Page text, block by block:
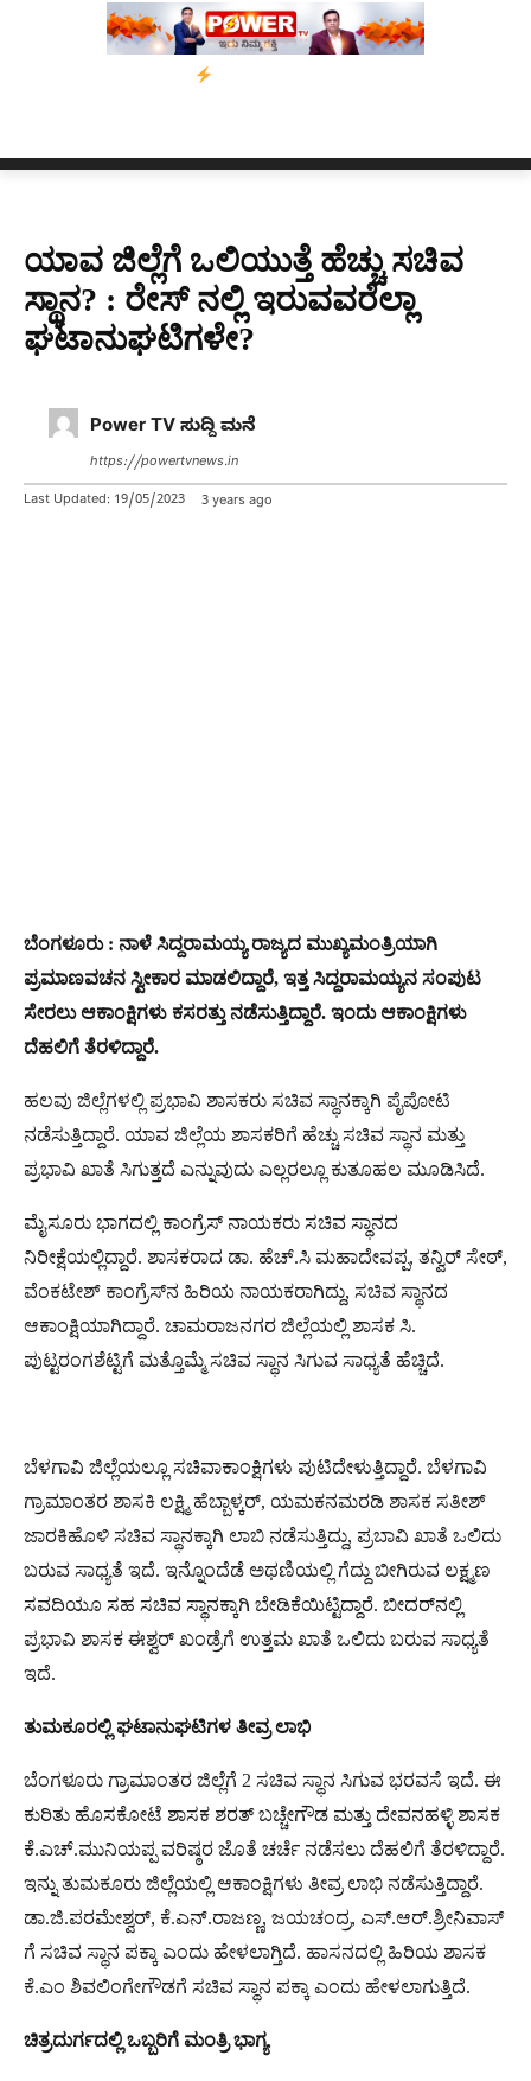
ನ್ಯೂಸ್ ಕಾರ್ಪ್‌ಗೆ ಎಐಯಿಂದ ಸಂಕಷ್ಟ: ಆಸ್ಟ್ರೇಲಿಯಾದಲ್ಲಿ
ಯಾವ ಜಿಲ್ಲೆಗೆ ಒಲಿಯುತ್ತೆ ಹೆಚ್ಚು ಸಚಿವ
ಸ್ಥಾನ? : ರೇಸ್ ನಲ್ಲಿ ಇರುವವರೆಲ್ಲಾ
ಘಟಾನುಘಟಿಗಳೇ?
Power TV ಸುದ್ದಿ ಮನೆ
https://powertvnews.in
Last Updated: 19/05/2023 3 years ago
ಬೆಂಗಳೂರು : ನಾಳೆ ಸಿದ್ದರಾಮಯ್ಯ ರಾಜ್ಯದ ಮುಖ್ಯಮಂತ್ರಿಯಾಗಿ
ಪ್ರಮಾಣವಚನ ಸ್ವೀಕಾರ ಮಾಡಲಿದ್ದಾರೆ, ಇತ್ತ ಸಿದ್ದರಾಮಯ್ಯನ ಸಂಪುಟ
ಸೇರಲು ಆಕಾಂಕ್ಷಿಗಳು ಕಸರತ್ತು ನಡೆಸುತ್ತಿದ್ದಾರೆ. ಇಂದು ಆಕಾಂಕ್ಷಿಗಳು
ದೆಹಲಿಗೆ ತೆರಳಿದ್ದಾರೆ.
ಹಲವು ಜಿಲ್ಲೆಗಳಲ್ಲಿ ಪ್ರಭಾವಿ ಶಾಸಕರು ಸಚಿವ ಸ್ಥಾನಕ್ಕಾಗಿ ಪೈಪೋಟಿ
ನಡೆಸುತ್ತಿದ್ದಾರೆ. ಯಾವ ಜಿಲ್ಲೆಯ ಶಾಸಕರಿಗೆ ಹೆಚ್ಚು ಸಚಿವ ಸ್ಥಾನ ಮತ್ತು
ಪ್ರಭಾವಿ ಖಾತೆ ಸಿಗುತ್ತದೆ ಎನ್ನುವುದು ಎಲ್ಲರಲ್ಲೂ ಕುತೂಹಲ ಮೂಡಿಸಿದೆ.
ಮೈಸೂರು ಭಾಗದಲ್ಲಿ ಕಾಂಗ್ರೆಸ್​​​ ನಾಯಕರು ಸಚಿವ ಸ್ಥಾನದ
ನಿರೀಕ್ಷೆಯಲ್ಲಿದ್ದಾರೆ. ಶಾಸಕರಾದ ಡಾ. ಹೆಚ್.ಸಿ ಮಹಾದೇವಪ್ಪ, ತನ್ವಿರ್ ಸೇಠ್,
ವೆಂಕಟೇಶ್ ಕಾಂಗ್ರೆಸ್​​ನ ಹಿರಿಯ ನಾಯಕರಾಗಿದ್ದು, ಸಚಿವ ಸ್ಥಾನದ
ಆಕಾಂಕ್ಷಿಯಾಗಿದ್ದಾರೆ. ಚಾಮರಾಜನಗರ ಜಿಲ್ಲೆಯಲ್ಲಿ ಶಾಸಕ ಸಿ.
ಪುಟ್ಟರಂಗಶೆಟ್ಟಿಗೆ ಮತ್ತೊಮ್ಮೆ ಸಚಿವ ಸ್ಥಾನ ಸಿಗುವ ಸಾಧ್ಯತೆ ಹೆಚ್ಚಿದೆ.
ಬೆಳಗಾವಿ ಜಿಲ್ಲೆಯಲ್ಲೂ ಸಚಿವಾಕಾಂಕ್ಷಿಗಳು ಪುಟಿದೇಳುತ್ತಿದ್ದಾರೆ. ಬೆಳಗಾವಿ
ಗ್ರಾಮಾಂತರ ಶಾಸಕಿ ಲಕ್ಷ್ಮಿ ಹೆಬ್ಬಾಳ್ಕರ್​​, ಯಮಕನಮರಡಿ ಶಾಸಕ ಸತೀಶ್​
ಜಾರಕಿಹೊಳಿ ಸಚಿವ ಸ್ಥಾನಕ್ಕಾಗಿ ಲಾಬಿ ನಡೆಸುತ್ತಿದ್ದು, ಪ್ರಬಾವಿ ಖಾತೆ ಒಲಿದು
ಬರುವ ಸಾಧ್ಯತೆ ಇದೆ. ಇನ್ನೊಂದೆಡೆ ಅಥಣಿಯಲ್ಲಿ ಗೆದ್ದು ಬೀಗಿರುವ ಲಕ್ಷ್ಮಣ
ಸವದಿಯೂ ಸಹ ಸಚಿವ ಸ್ಥಾನಕ್ಕಾಗಿ ಬೇಡಿಕೆಯಿಟ್ಟಿದ್ದಾರೆ. ಬೀದರ್​ನಲ್ಲಿ
ಪ್ರಭಾವಿ ಶಾಸಕ ಈಶ್ವರ್​ ಖಂಡ್ರೆಗೆ ಉತ್ತಮ ಖಾತೆ ಒಲಿದು ಬರುವ ಸಾಧ್ಯತೆ
ಇದೆ.
ತುಮಕೂರಲ್ಲಿ ಘಟಾನುಘಟಿಗಳ ತೀವ್ರ ಲಾಭಿ
ಬೆಂಗಳೂರು ಗ್ರಾಮಾಂತರ ಜಿಲ್ಲೆಗೆ 2 ಸಚಿವ ಸ್ಥಾನ ಸಿಗುವ ಭರವಸೆ ಇದೆ. ಈ
ಕುರಿತು ಹೊಸಕೋಟೆ ಶಾಸಕ ಶರತ್ ಬಚ್ಚೇಗೌಡ ಮತ್ತು ದೇವನಹಳ್ಳಿ ಶಾಸಕ
ಕೆ‌.ಎಚ್.ಮುನಿಯಪ್ಪ ವರಿಷ್ಠರ ಜೊತೆ ಚರ್ಚೆ ನಡೆಸಲು ದೆಹಲಿಗೆ ತೆರಳಿದ್ದಾರೆ.
ಇನ್ನು ತುಮಕೂರು ಜಿಲ್ಲೆಯಲ್ಲಿ ಆಕಾಂಕ್ಷಿಗಳು ತೀವ್ರ ಲಾಭಿ ನಡೆಸುತ್ತಿದ್ದಾರೆ.
ಡಾ.ಜಿ.ಪರಮೇಶ್ವರ್, ಕೆ.ಎನ್.ರಾಜಣ್ಣ, ಜಯಚಂದ್ರ, ಎಸ್.ಆರ್.ಶ್ರೀನಿವಾಸ್​​
ಗೆ ಸಚಿವ ಸ್ಥಾನ ಪಕ್ಕಾ ಎಂದು ಹೇಳಲಾಗ್ತಿದೆ. ಹಾಸನದಲ್ಲಿ ಹಿರಿಯ ಶಾಸಕ
ಕೆ.ಎಂ ಶಿವಲಿಂಗೇಗೌಡಗೆ ಸಚಿವ ಸ್ಥಾನ ಪಕ್ಕಾ ಎಂದು ಹೇಳಲಾಗುತ್ತಿದೆ.
ಚಿತ್ರದುರ್ಗದಲ್ಲಿ ಒಬ್ಬರಿಗೆ ಮಂತ್ರಿ ಭಾಗ್ಯ